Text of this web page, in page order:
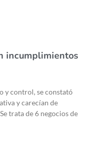
incumplimientos
y control, se constató
y carecían de
trata de 6 negocios de